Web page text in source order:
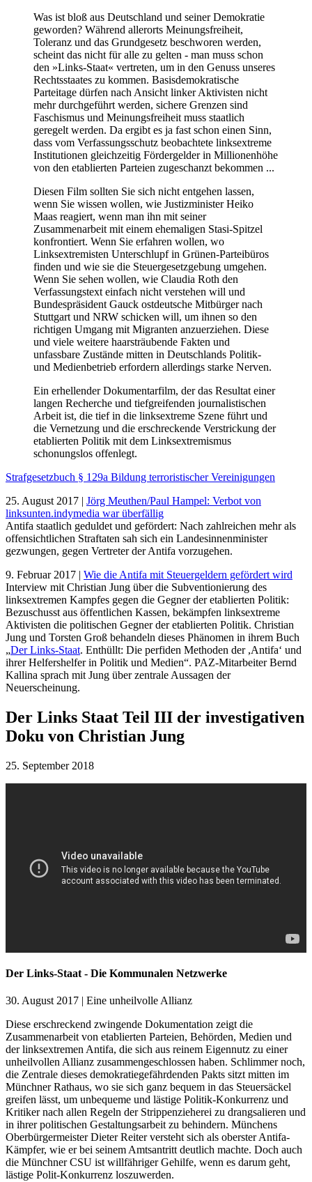
Was ist bloß aus Deutschland und seiner Demokratie
geworden? Während allerorts Meinungsfreiheit,
Toleranz und das Grundgesetz beschworen werden,
scheint das nicht für alle zu gelten - man muss schon
den »Links-Staat« vertreten, um in den Genuss unseres
Rechtsstaates zu kommen. Basisdemokratische
Parteitage dürfen nach Ansicht linker Aktivisten nicht
mehr durchgeführt werden, sichere Grenzen sind
Faschismus und Meinungsfreiheit muss staatlich
geregelt werden. Da ergibt es ja fast schon einen Sinn,
dass vom Verfassungsschutz beobachtete linksextreme
Institutionen gleichzeitig Fördergelder in Millionenhöhe
von den etablierten Parteien zugeschanzt bekommen ...
Diesen Film sollten Sie sich nicht entgehen lassen,
wenn Sie wissen wollen, wie Justizminister Heiko
Maas reagiert, wenn man ihn mit seiner
Zusammenarbeit mit einem ehemaligen Stasi-Spitzel
konfrontiert. Wenn Sie erfahren wollen, wo
Linksextremisten Unterschlupf in Grünen-Parteibüros
finden und wie sie die Steuergesetzgebung umgehen.
Wenn Sie sehen wollen, wie Claudia Roth den
Verfassungstext einfach nicht verstehen will und
Bundespräsident Gauck ostdeutsche Mitbürger nach
Stuttgart und NRW schicken will, um ihnen so den
richtigen Umgang mit Migranten anzuerziehen. Diese
und viele weitere haarsträubende Fakten und
unfassbare Zustände mitten in Deutschlands Politik-
und Medienbetrieb erfordern allerdings starke Nerven.
Ein erhellender Dokumentarfilm, der das Resultat einer
langen Recherche und tiefgreifenden journalistischen
Arbeit ist, die tief in die linksextreme Szene führt und
die Vernetzung und die erschreckende Verstrickung der
etablierten Politik mit dem Linksextremismus
schonungslos offenlegt.
Strafgesetzbuch § 129a Bildung terroristischer Vereinigungen
25. August 2017 | Jörg Meuthen/Paul Hampel: Verbot von
linksunten.indymedia war überfällig
Antifa staatlich geduldet und gefördert: Nach zahlreichen mehr als
offensichtlichen Straftaten sah sich ein Landesinnenminister
gezwungen, gegen Vertreter der Antifa vorzugehen.
9. Februar 2017 | Wie die Antifa mit Steuergeldern gefördert wird
Interview mit Christian Jung über die Subventionierung des
linksextremen Kampfes gegen die Gegner der etablierten Politik:
Bezuschusst aus öffentlichen Kassen, bekämpfen linksextreme
Aktivisten die politischen Gegner der etablierten Politik. Christian
Jung und Torsten Groß behandeln dieses Phänomen in ihrem Buch
„Der Links-Staat. Enthüllt: Die perfiden Methoden der ,Antifa‘ und
ihrer Helfershelfer in Politik und Medien“. PAZ-Mitarbeiter Bernd
Kallina sprach mit Jung über zentrale Aussagen der
Neuerscheinung.
Der Links Staat Teil III der investigativen
Doku von Christian Jung
25. September 2018
Der Links-Staat - Die Kommunalen Netzwerke
30. August 2017 | Eine unheilvolle Allianz
Diese erschreckend zwingende Dokumentation zeigt die
Zusammenarbeit von etablierten Parteien, Behörden, Medien und
der linksextremen Antifa, die sich aus reinem Eigennutz zu einer
unheilvollen Allianz zusammengeschlossen haben. Schlimmer noch,
die Zentrale dieses demokratiegefährdenden Pakts sitzt mitten im
Münchner Rathaus, wo sie sich ganz bequem in das Steuersäckel
greifen lässt, um unbequeme und lästige Politik-Konkurrenz und
Kritiker nach allen Regeln der Strippenzieherei zu drangsalieren und
in ihrer politischen Gestaltungsarbeit zu behindern. Münchens
Oberbürgermeister Dieter Reiter versteht sich als oberster Antifa-
Kämpfer, wie er bei seinem Amtsantritt deutlich machte. Doch auch
die Münchner CSU ist willfähriger Gehilfe, wenn es darum geht,
lästige Polit-Konkurrenz loszuwerden.